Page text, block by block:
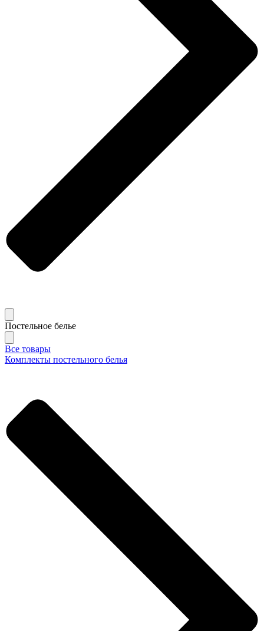
Постельное белье
Все товары
Комплекты постельного белья